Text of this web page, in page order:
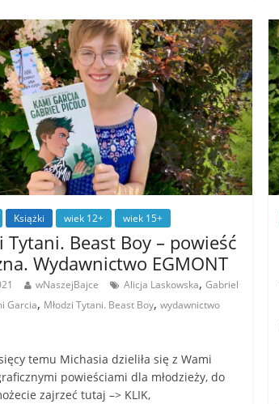
Książki wiek 12+ wiek 15+
Tytani. Beast Boy – powieść
Wydawnictwo EGMONT
wNaszejBajce Alicja Laskowska, Gabriel
Garcia, Młodzi Tytani. Beast Boy, wydawnictwo
temu Michasia dzieliła się z Wami
powieściami dla młodzieży, do
zajrzeć tutaj –> KLIK,